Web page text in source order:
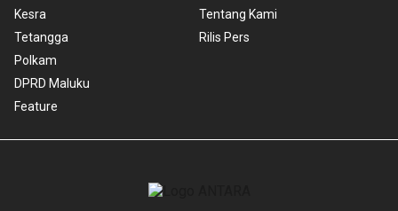
Kesra
Tetangga
Polkam
DPRD Maluku
Feature
Tentang Kami
Rilis Pers